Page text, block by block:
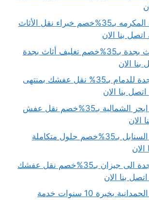
نقل عفش بمكه المكرمه بـ35%خصم خبراء نقل الأثاث
بنا الان
شركة تغليف اثاث بجدة بـ35%خصم تغليف أثاث بجدة
بنا الان
نقل عفش من جدة للدمام بـ35% نقل عفشك بمنتهى
اتصل بنا الان
نقل عفش جدة ابحر الشمالية بـ35%خصم نقل عفش
الان
نقل عفش جدة السنابل بـ35%خصم حلول متكاملة
الان
نقل عفش من جدة الى جيزان بـ35%خصم نقل عفشك
بنا الان
نقل عفش جدة الحمدانية بخبرة 10 سنوات خدمة